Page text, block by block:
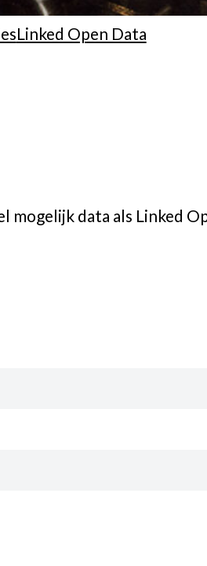
Linked Open Data
mogelijk data als Linked